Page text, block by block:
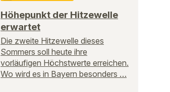
Höhepunkt der Hitzewelle
erwartet
Die zweite Hitzewelle dieses
Sommers soll heute ihre
vorläufigen Höchstwerte erreichen.
Wo wird es in Bayern besonders …